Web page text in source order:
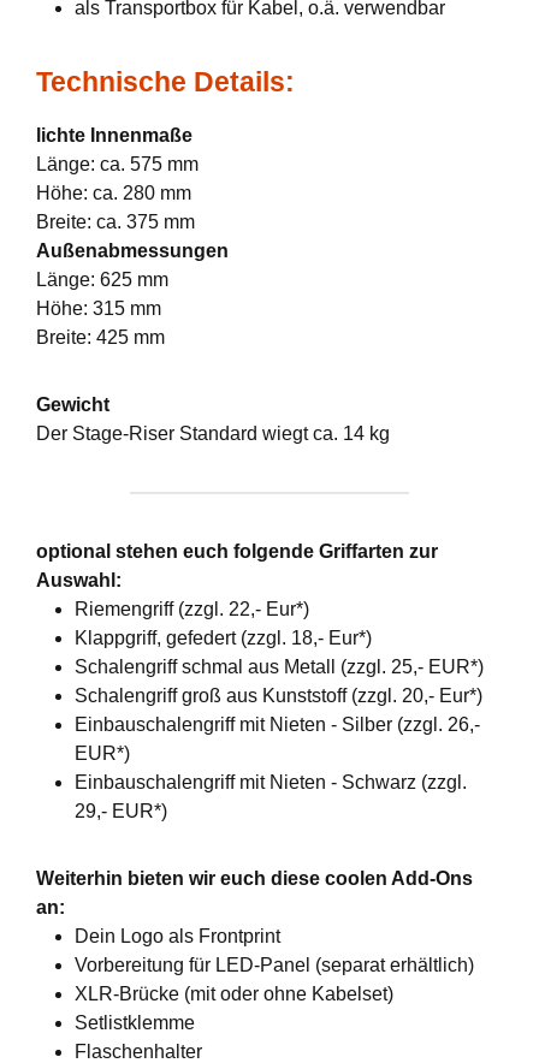
als Transportbox für Kabel, o.ä. verwendbar
Technische Details:
lichte Innenmaße
Länge: ca. 575 mm
Höhe: ca. 280 mm
Breite: ca. 375 mm
Außenabmessungen
Länge: 625 mm
Höhe: 315 mm
Breite: 425 mm
Gewicht
Der Stage-Riser Standard wiegt ca. 14 kg
optional stehen euch folgende Griffarten zur
Auswahl:
Riemengriff (zzgl. 22,- Eur*)
Klappgriff, gefedert (zzgl. 18,- Eur*)
Schalengriff schmal aus Metall (zzgl. 25,- EUR*)
Schalengriff groß aus Kunststoff (zzgl. 20,- Eur*)
Einbauschalengriff mit Nieten - Silber (zzgl. 26,-
EUR*)
Einbauschalengriff mit Nieten - Schwarz (zzgl.
29,- EUR*)
Weiterhin bieten wir euch diese coolen Add-Ons
an:
Dein Logo als Frontprint
Vorbereitung für LED-Panel (separat erhältlich)
XLR-Brücke (mit oder ohne Kabelset)
Setlistklemme
Flaschenhalter